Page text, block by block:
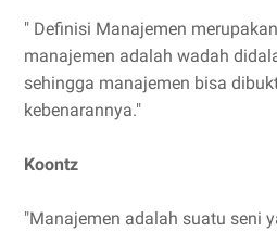
" Definisi Manajemen
manajemen adalah wadah
sehingga manajemen bisa
kebenarannya."
Koontz
"Manajemen adalah suatu seni